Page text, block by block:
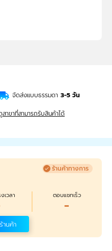
จัดส่งแบบธรรมดา 3-5 วัน
สาขาที่สามารถรับสินค้าได้
ร้านค้าทางการ
เวลา ตอบแชทเร็ว
-
นค้า